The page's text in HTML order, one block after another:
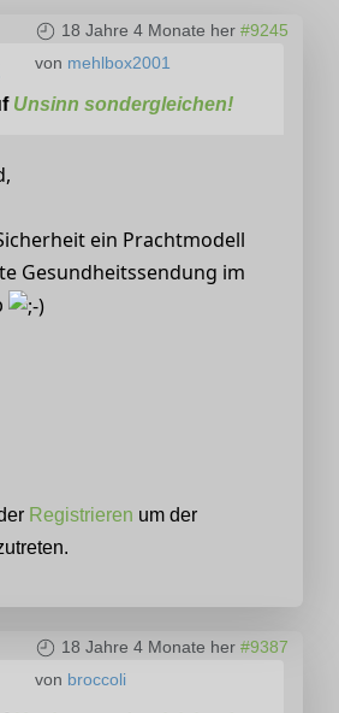
18 Jahre 4 Monate her #9245
von mehlbox2001
Unsinn sondergleichen!
ein Prachtmodell
Gesundheitssendung im
Registrieren um der
18 Jahre 4 Monate her #9387
von broccoli